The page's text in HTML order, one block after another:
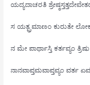
ಯದ್ಯದಾಚರತಿ
ಸ ಯತ್ಪ್ರಮಾಣಂ ಕುರುತೇ
ನ ಮೇ ಪಾರ್ಥಾಸ್ತಿ ಕರ್ತವ್ಯಂ
ನಾನವಾಪ್ತಮವಾಪ್ತವ್ಯಂ ವರ್ತ